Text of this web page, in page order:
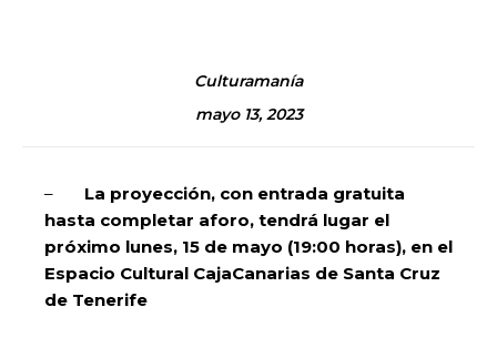
Culturamanía
mayo 13, 2023
– La proyección, con entrada gratuita
hasta completar aforo, tendrá lugar el
próximo lunes, 15 de mayo (19:00 horas), en el
Espacio Cultural CajaCanarias de Santa Cruz
de Tenerife